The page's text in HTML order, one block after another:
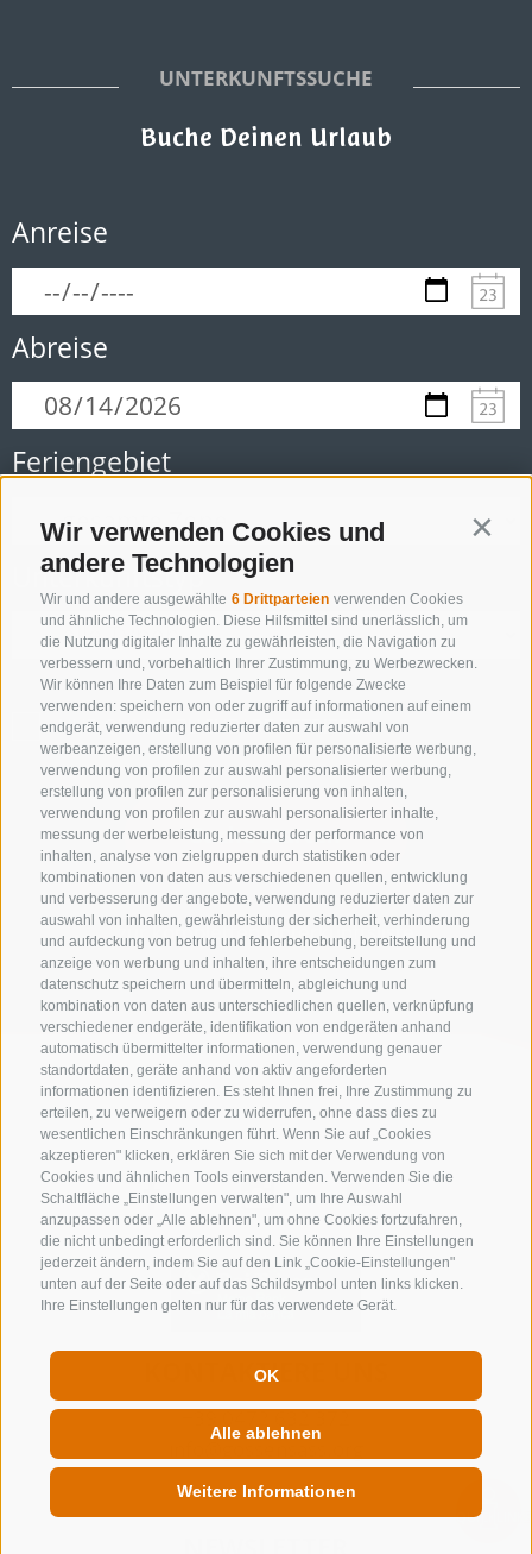
Wir verwenden Cookies und
andere Technologien
Wir und andere ausgewählte 6 Drittparteien verwenden Cookies
und ähnliche Technologien. Diese Hilfsmittel sind unerlässlich, um
die Nutzung digitaler Inhalte zu gewährleisten, die Navigation zu
verbessern und, vorbehaltlich Ihrer Zustimmung, zu Werbezwecken.
Wir können Ihre Daten zum Beispiel für folgende Zwecke
verwenden: speichern von oder zugriff auf informationen auf einem
endgerät, verwendung reduzierter daten zur auswahl von
werbeanzeigen, erstellung von profilen für personalisierte werbung,
verwendung von profilen zur auswahl personalisierter werbung,
erstellung von profilen zur personalisierung von inhalten,
verwendung von profilen zur auswahl personalisierter inhalte,
messung der werbeleistung, messung der performance von
inhalten, analyse von zielgruppen durch statistiken oder
kombinationen von daten aus verschiedenen quellen, entwicklung
und verbesserung der angebote, verwendung reduzierter daten zur
auswahl von inhalten, gewährleistung der sicherheit, verhinderung
und aufdeckung von betrug und fehlerbehebung, bereitstellung und
anzeige von werbung und inhalten, ihre entscheidungen zum
datenschutz speichern und übermitteln, abgleichung und
kombination von daten aus unterschiedlichen quellen, verknüpfung
verschiedener endgeräte, identifikation von endgeräten anhand
automatisch übermittelter informationen, verwendung genauer
standortdaten, geräte anhand von aktiv angeforderten
informationen identifizieren. Es steht Ihnen frei, Ihre Zustimmung zu
erteilen, zu verweigern oder zu widerrufen, ohne dass dies zu
wesentlichen Einschränkungen führt. Wenn Sie auf „Cookies
akzeptieren" klicken, erklären Sie sich mit der Verwendung von
Cookies und ähnlichen Tools einverstanden. Verwenden Sie die
Schaltfläche „Einstellungen verwalten", um Ihre Auswahl
anzupassen oder „Alle ablehnen", um ohne Cookies fortzufahren,
die nicht unbedingt erforderlich sind. Sie können Ihre Einstellungen
jederzeit ändern, indem Sie auf den Link „Cookie-Einstellungen"
unten auf der Seite oder auf das Schildsymbol unten links klicken.
Ihre Einstellungen gelten nur für das verwendete Gerät.
OK
Alle ablehnen
Weitere Informationen
UNTERKUNFTSSUCHE
Buche Deinen Urlaub
Anreise
Abreise
Feriengebiet
Unterkunftstyp
NUR ONLINE BUCHBARE BETRIEBE
Suche starten
zur kompletten Unterkunftsliste
KONTAKTIERE UNS
+39 0472 632 372
QUICKLINKS